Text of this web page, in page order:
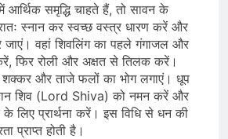
समृद्धि चाहते हैं, तो सावन के
स्नान कर स्वच्छ वस्त्र धारण करें और
जाएं। वहां शिवलिंग का पहले गंगाजल और
फिर रोली और अक्षत से तिलक करें।
शक्कर और ताजे फलों का भोग लगाएं। धूप
शिव (Lord Shiva) को नमन करें और
के लिए प्रार्थना करें। इस विधि से धन की
प्राप्त होती है।